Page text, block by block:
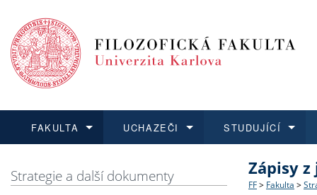
FAKULTA
Struktura
UCHAZEČI
Co
STUDUJÍCÍ
O vědě a
Aktuální
Strategie a další dokumenty Zápisy
FF > Fakulta >